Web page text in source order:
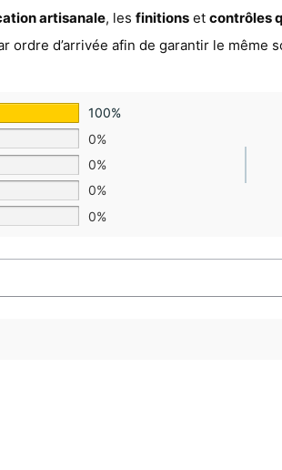
artisanale, les finitions et contrôles
ordre d’arrivée afin de garantir le même
100%
0%
0%
0%
0%